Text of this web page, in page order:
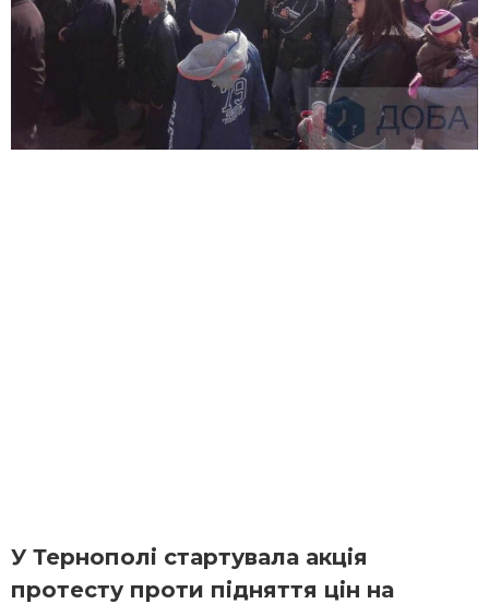
У Тернополі стартувала акція
протесту проти підняття цін на